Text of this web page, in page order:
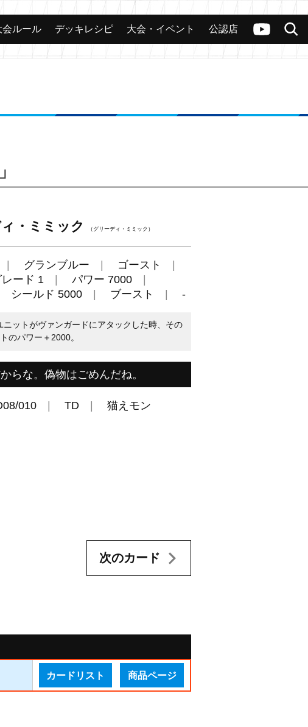
ヴァンガードch
検索
カード 大会 公認店舗 その他
会ルール デッキレシピ 大会・イベント 公認店
・ミミック （グリーディ・ミミック）
グランブルー
ゴースト
レード 1
パワー 7000
シールド 5000 ブースト -
ニットがヴァンガードにアタックした時、その
のパワー＋2000。
らな。偽物はごめんだね。
010 TD 猫えモン
次のカード
カードリスト 商品ページ